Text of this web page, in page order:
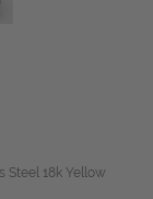
Steel 18k Yellow